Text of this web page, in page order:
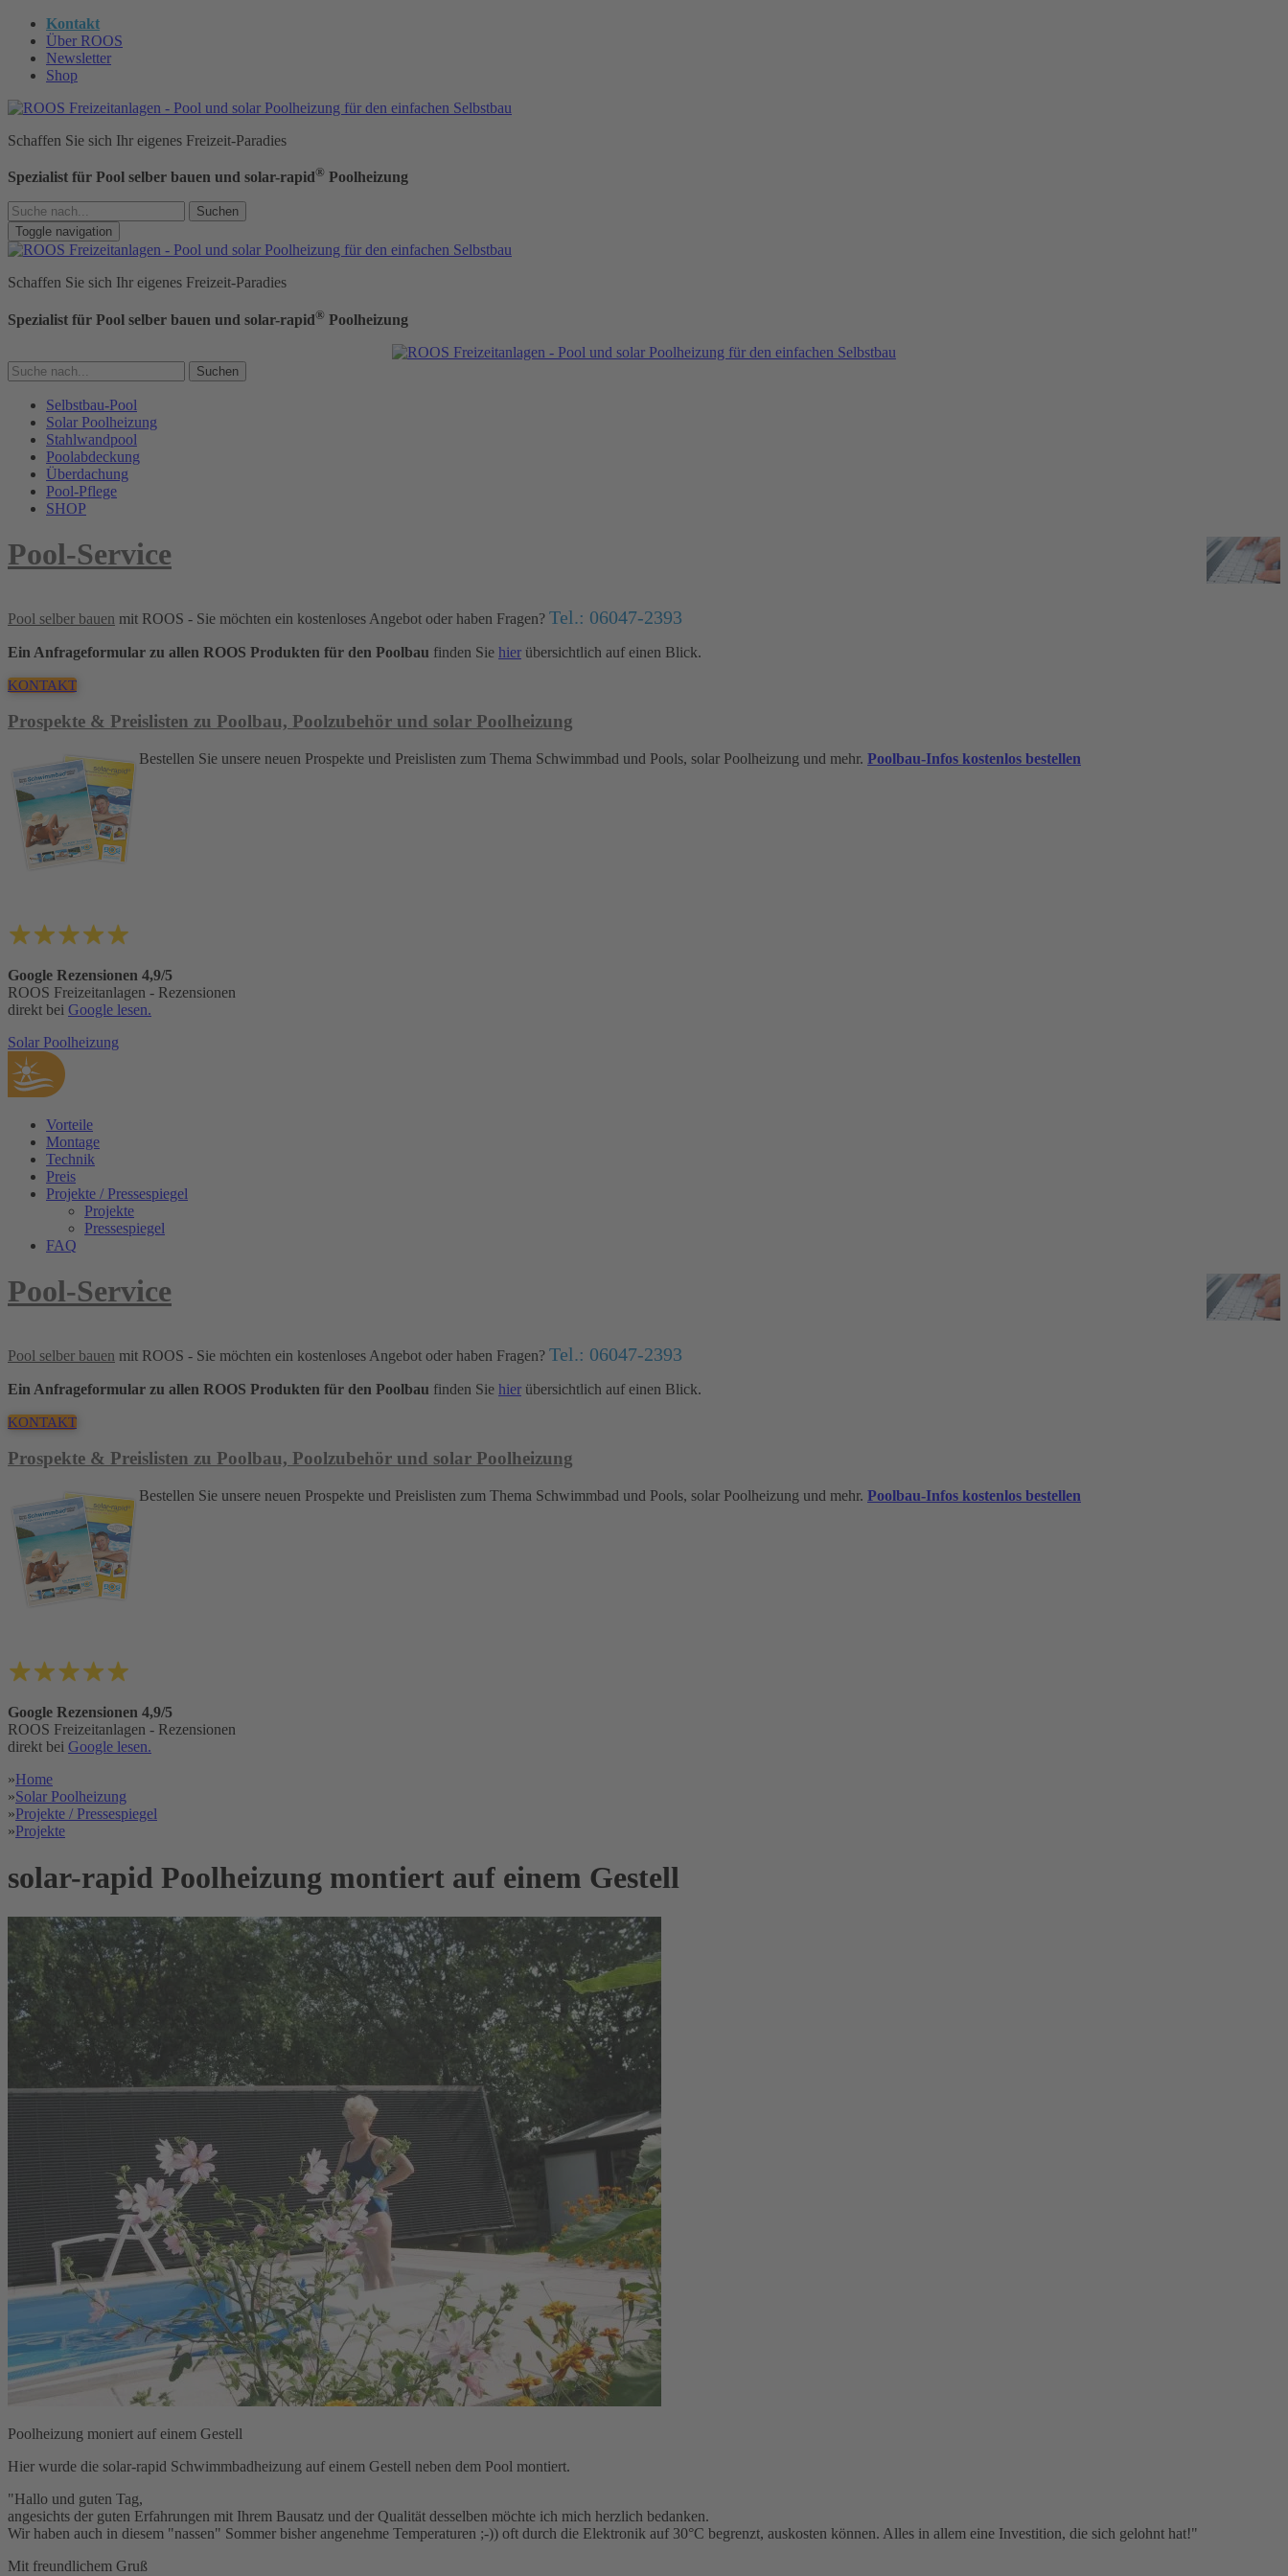
Kontakt
Über ROOS
Newsletter
Shop
Schaffen Sie sich Ihr eigenes Freizeit-Paradies
Spezialist für Pool selber bauen und solar-rapid® Poolheizung
Suchen
Toggle navigation
Schaffen Sie sich Ihr eigenes Freizeit-Paradies
Spezialist für Pool selber bauen und solar-rapid® Poolheizung
Suchen
Selbstbau-Pool
Solar Poolheizung
Stahlwandpool
Poolabdeckung
Überdachung
Pool-Pflege
SHOP
Pool-Service
Pool selber bauen mit ROOS - Sie möchten ein kostenloses Angebot oder haben Fragen? Tel.: 06047-2393
Ein Anfrageformular zu allen ROOS Produkten für den Poolbau finden Sie hier übersichtlich auf einen Blick.
KONTAKT
Prospekte & Preislisten zu Poolbau, Poolzubehör und solar Poolheizung
Bestellen Sie unsere neuen Prospekte und Preislisten zum Thema Schwimmbad und Pools, solar Poolheizung und mehr. Poolbau-Infos kostenlos bestellen
Google Rezensionen 4,9/5
ROOS Freizeitanlagen - Rezensionen
direkt bei Google lesen.
Solar Poolheizung
Vorteile
Montage
Technik
Preis
Projekte / Pressespiegel
Projekte
Pressespiegel
FAQ
Pool-Service
Pool selber bauen mit ROOS - Sie möchten ein kostenloses Angebot oder haben Fragen? Tel.: 06047-2393
Ein Anfrageformular zu allen ROOS Produkten für den Poolbau finden Sie hier übersichtlich auf einen Blick.
KONTAKT
Prospekte & Preislisten zu Poolbau, Poolzubehör und solar Poolheizung
Bestellen Sie unsere neuen Prospekte und Preislisten zum Thema Schwimmbad und Pools, solar Poolheizung und mehr. Poolbau-Infos kostenlos bestellen
Google Rezensionen 4,9/5
ROOS Freizeitanlagen - Rezensionen
direkt bei Google lesen.
»Home
»Solar Poolheizung
»Projekte / Pressespiegel
»Projekte
solar-rapid Poolheizung montiert auf einem Gestell
Poolheizung moniert auf einem Gestell
Hier wurde die solar-rapid Schwimmbadheizung auf einem Gestell neben dem Pool montiert.
"Hallo und guten Tag,
angesichts der guten Erfahrungen mit Ihrem Bausatz und der Qualität desselben möchte ich mich herzlich bedanken.
Wir haben auch in diesem "nassen" Sommer bisher angenehme Temperaturen ;-)) oft durch die Elektronik auf 30°C begrenzt, auskosten können. Alles in allem eine Investition, die sich gelohnt hat!"
Mit freundlichem Gruß